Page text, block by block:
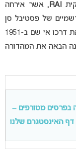
RAI, אשר אירחה
של פסטיבל סן
הפסטיבל הוותיק והמצליח שהחל את דרכו אי שם ב-1951
הבאה את המהדורה
בפרסים מטורפים –
דף האינסטגרם שלנו